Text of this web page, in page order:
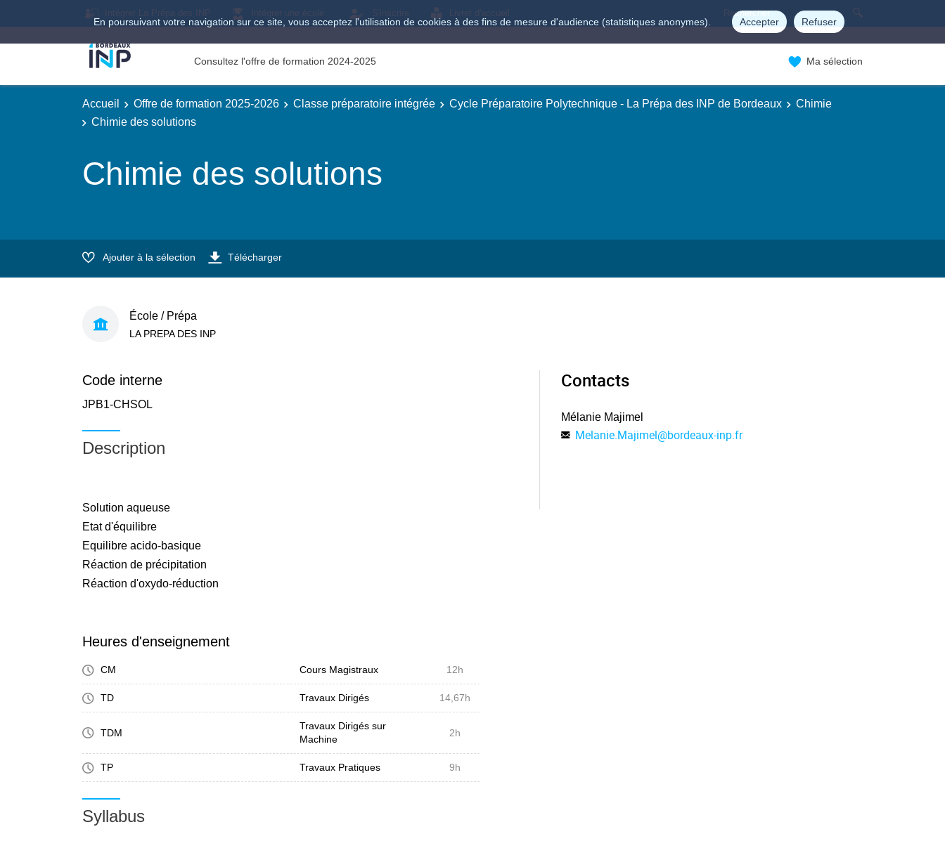
En poursuivant votre navigation sur ce site, vous acceptez l'utilisation de cookies à des fins de mesure d'audience (statistiques anonymes). Accepter Refuser
Intégrer La Prépa des INP Intégrer une école S'inscrire Livret d'accueil
Consultez l'offre de formation 2024-2025 Ma sélection
Accueil Offre de formation 2025-2026 Classe préparatoire intégrée Cycle Préparatoire Polytechnique - La Prépa des INP de Bordeaux
Chimie
Chimie des solutions
Chimie des solutions
Ajouter à la sélection Télécharger
École / Prépa
LA PREPA DES INP
Code interne
JPB1-CHSOL
Description
Solution aqueuse
Etat d'équilibre
Equilibre acido-basique
Réaction de précipitation
Réaction d'oxydo-réduction
Heures d'enseignement
CM Cours Magistraux 12h
TD Travaux Dirigés 14,67h
TDM
Travaux Dirigés sur
Machine
2h
TP Travaux Pratiques 9h
Syllabus
Contacts
Mélanie Majimel
Melanie.Majimel@bordeaux-inp.fr